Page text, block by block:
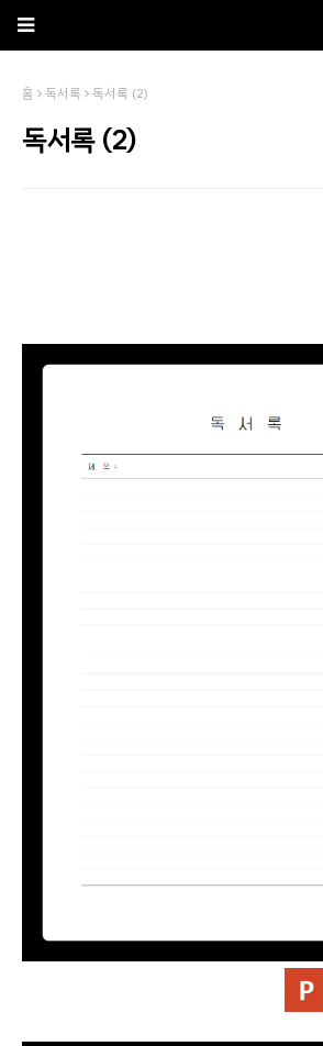
홈 독서록 독서록 (2)
독서록 (2)